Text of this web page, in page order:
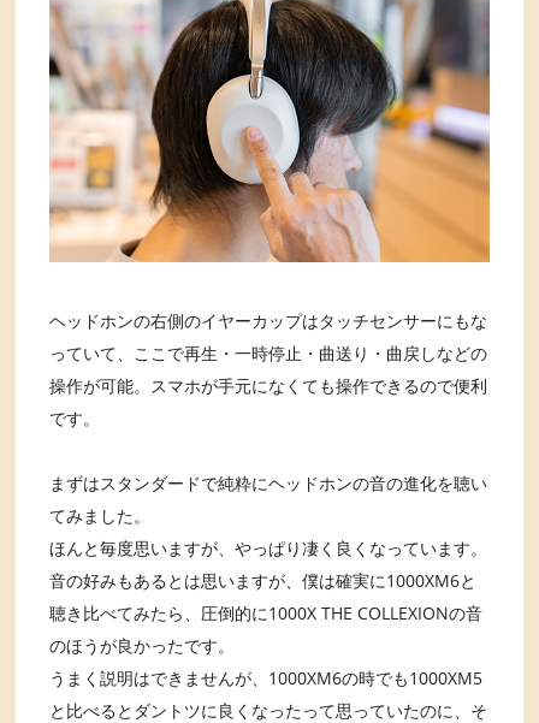
ヘッドホンの右側のイヤーカップはタッチセンサーにもな
っていて、ここで再生・一時停止・曲送り・曲戻しなどの
操作が可能。スマホが手元になくても操作できるので便利
です。
まずはスタンダードで純粋にヘッドホンの音の進化を聴い
てみました。
ほんと毎度思いますが、やっぱり凄く良くなっています。
音の好みもあるとは思いますが、僕は確実に1000XM6と
聴き比べてみたら、圧倒的に1000X THE COLLEXIONの音
のほうが良かったです。
うまく説明はできませんが、1000XM6の時でも1000XM5
と比べるとダントツに良くなったって思っていたのに、そ